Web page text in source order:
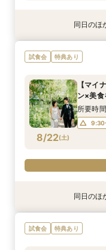
特典あり
8/21(金)
ペット
食＆見学
9:30
特典あり
8/21(金)
【1.5次
１日で完
9:30
特典あり
8/21(金)
【憧れ
得なプ
10:00
15:30
同日のほ
試食会 特典あり
8/22(土)
【マイ
ン×美食
所要時
9:30
特典あり
【15名
試食付き
特典あり
パパマ
たり見
特典あり
ロマン
食付き相
【60分
り！試
特典あり
【1.5次
１日で完
特典あり
【憧れ
得なプ
特典あり
【初め
あり♪】
同日のほ
試食会 特典あり